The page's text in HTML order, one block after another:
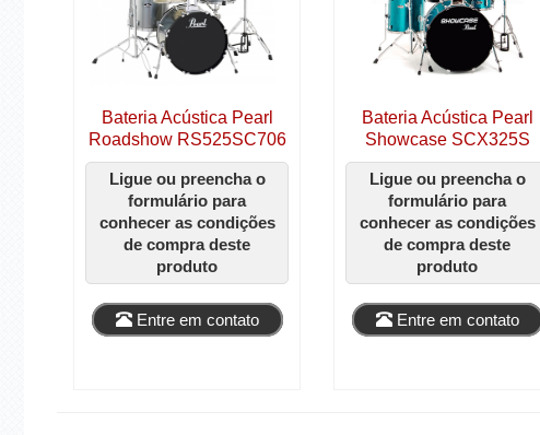
Bateria Acústica Pearl
Roadshow RS525SC706
Ligue ou preencha o
formulário para
conhecer as condições
de compra deste
produto
Entre em contato
Bateria Acústica Pearl
Showcase SCX325S
Ligue ou preencha o
formulário para
conhecer as condições
de compra deste
produto
Entre em contato